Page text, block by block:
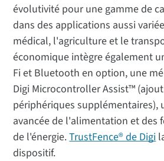
évolutivité pour une gamme de
dans des applications aussi
médical, l'agriculture et le
économique intègre également
Fi et Bluetooth en option, une
Digi Microcontroller Assist™
périphériques supplémentaires),
avancée de l'alimentation et des
de l'énergie.TrustFence® de Digi
dispositif.